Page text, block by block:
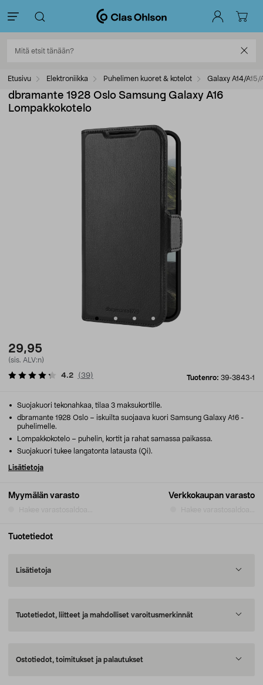
Etusivu Elektroniikka Puhelimen kuoret & kotelot Galaxy A14/A15/
dbramante 1928 Oslo Samsung Galaxy A16
Lompakkokotelo
29,95
(sis. ALV:n)
Tuotenro: 39-3843-1
4.2 (39)
Myymälän varasto Verkkokaupan varasto
Suojakuori tekonahkaa, tilaa 3 maksukortille.
dbramante 1928 Oslo – iskuilta suojaava kuori Samsung Galaxy A16 -
puhelimelle.
Lompakkokotelo – puhelin, kortit ja rahat samassa paikassa.
Suojakuori tukee langatonta latausta (Qi).
Lisätietoja
Tuotetiedot
Lisätietoja
Tuotetiedot, liitteet ja mahdolliset varoitusmerkinnät
Ostotiedot, toimitukset ja palautukset